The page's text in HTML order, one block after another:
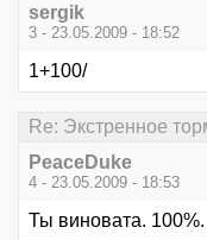
sergik
3 - 23.05.2009 - 18:52
1+100/
Re: Экстренное
PeaceDuke
4 - 23.05.2009 - 18:53
Ты виновата. 100%.